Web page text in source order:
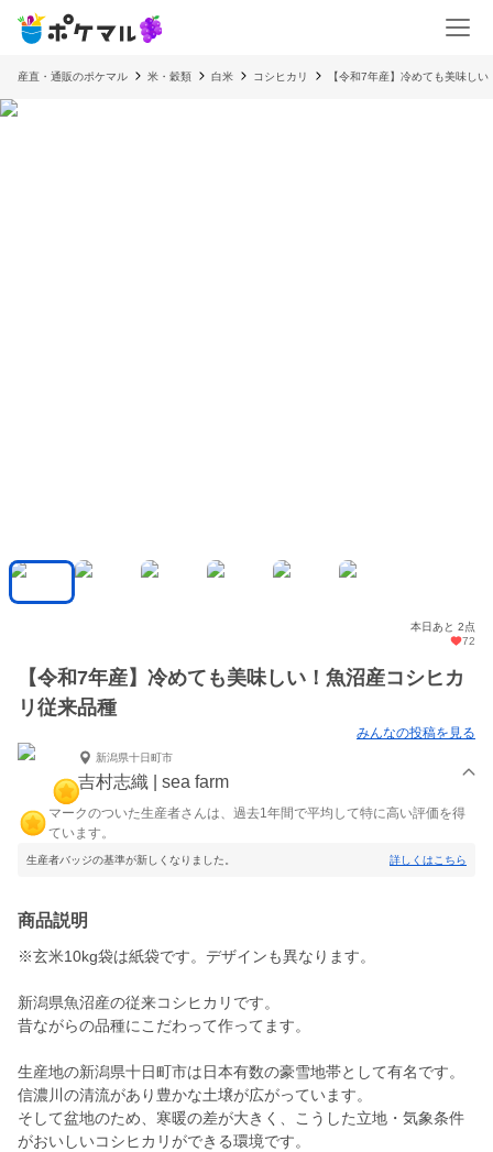
産直・通販のポケマル 米・穀類 白米 コシヒカリ 【令和7年産】冷めても美味し
本日あと 2点
72
【令和7年産】冷めても美味しい！魚沼産コシヒカ
リ従来品種
みんなの投稿を見る
新潟県十日町市
吉村志織 | sea farm
マークのついた生産者さんは、過去1年間で平均して特に高い評価を得
ています。
生産者バッジの基準が新しくなりました。 詳しくはこちら
商品説明
※玄米10kg袋は紙袋です。デザインも異なります。
新潟県魚沼産の従来コシヒカリです。
昔ながらの品種にこだわって作ってます。
生産地の新潟県十日町市は日本有数の豪雪地帯として有名です。
信濃川の清流があり豊かな土壌が広がっています。
そして盆地のため、寒暖の差が大きく、こうした立地・気象条件
がおいしいコシヒカリができる環境です。